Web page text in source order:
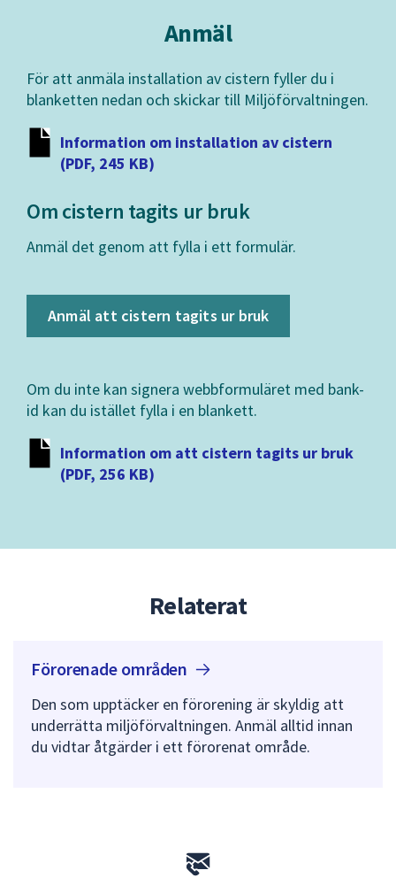
Anmäl
För att anmäla installation av cistern fyller du i
blanketten nedan och skickar till Miljöförvaltningen.
Information om installation av cistern
(PDF, 245 KB)
Om cistern tagits ur bruk
Anmäl det genom att fylla i ett formulär.
Anmäl att cistern tagits ur bruk
Om du inte kan signera webbformuläret med bank-
id kan du istället fylla i en blankett.
Information om att cistern tagits ur bruk
(PDF, 256 KB)
Relaterat
Förorenade områden
Den som upptäcker en förorening är skyldig att
underrätta miljöförvaltningen. Anmäl alltid innan
du vidtar åtgärder i ett förorenat område.